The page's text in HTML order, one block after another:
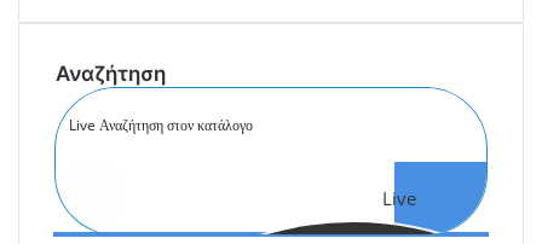
Αναζήτηση
Live